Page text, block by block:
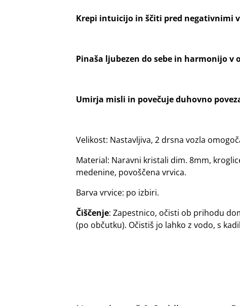
Krepi intuicijo in ščiti pred negativnimi
Pinaša ljubezen do sebe in harmonijo v
Umirja misli in povečuje duhovno
Velikost: Nastavljiva, 2 drsna vozla
Material: Naravni kristali dim. 8mm,
medenine, povoščena vrvica.
Barva vrvice: po izbiri.
Čiščenje: Zapestnico, očisti ob prihodu
(po občutku). Očistiš jo lahko z vodo, s